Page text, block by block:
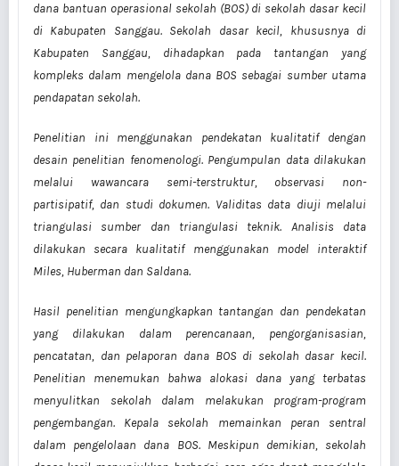
dana bantuan operasional sekolah (BOS) di sekolah dasar kecil
di Kabupaten Sanggau. Sekolah dasar kecil, khususnya di
Kabupaten Sanggau, dihadapkan pada tantangan yang
kompleks dalam mengelola dana BOS sebagai sumber utama
pendapatan sekolah.
Penelitian ini menggunakan pendekatan kualitatif dengan
desain penelitian fenomenologi. Pengumpulan data dilakukan
melalui wawancara semi-terstruktur, observasi non-
partisipatif, dan studi dokumen. Validitas data diuji melalui
triangulasi sumber dan triangulasi teknik. Analisis data
dilakukan secara kualitatif menggunakan model interaktif
Miles, Huberman dan Saldana.
Hasil penelitian mengungkapkan tantangan dan pendekatan
yang dilakukan dalam perencanaan, pengorganisasian,
pencatatan, dan pelaporan dana BOS di sekolah dasar kecil.
Penelitian menemukan bahwa alokasi dana yang terbatas
menyulitkan sekolah dalam melakukan program-program
pengembangan. Kepala sekolah memainkan peran sentral
dalam pengelolaan dana BOS. Meskipun demikian, sekolah